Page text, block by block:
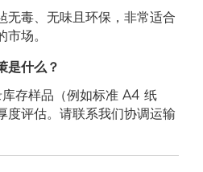
无毒、无味且环保，非常适合
场。
是什么？
存样品（例如标准 A4 纸
度评估。请联系我们协调运输